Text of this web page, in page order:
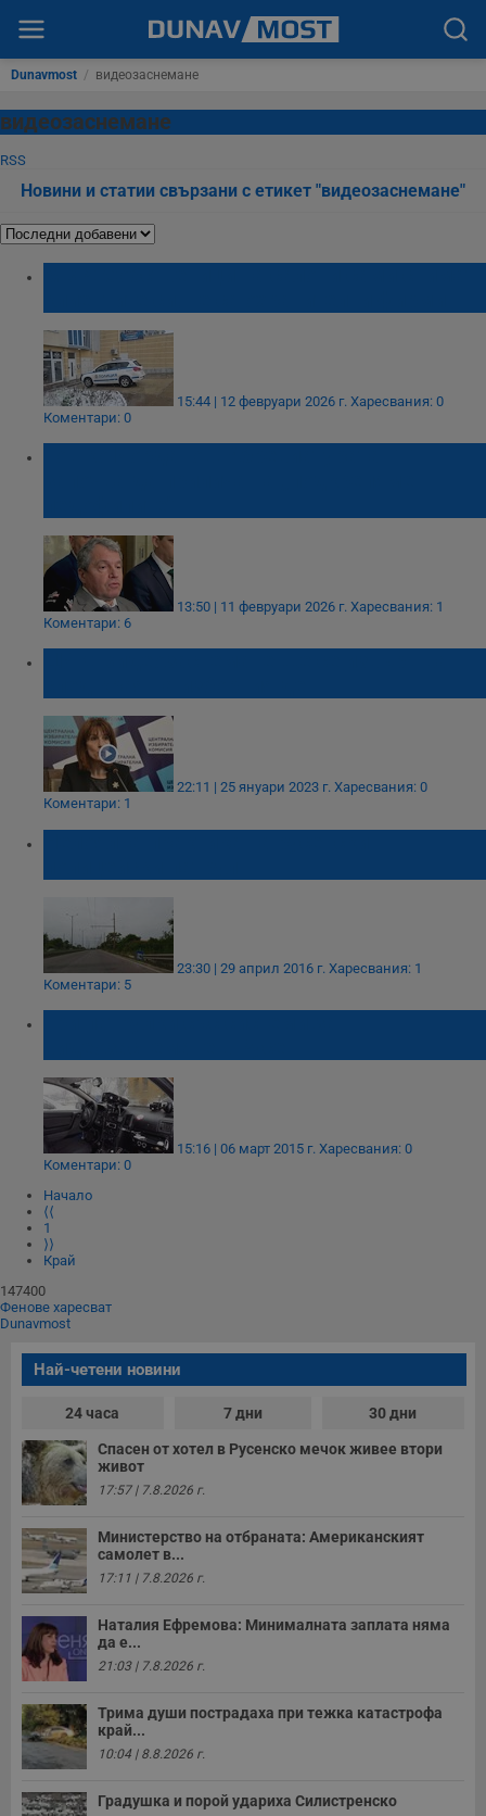
Dunavmost / видеозаснемане
видеозаснемане
RSS
Новини и статии свързани с етикет "видеозаснемане"
15:44 | 12 февруари 2026 г. Харесвания: 0
Коментари: 0
13:50 | 11 февруари 2026 г. Харесвания: 1
Коментари: 6
22:11 | 25 януари 2023 г. Харесвания: 0
Коментари: 1
23:30 | 29 април 2016 г. Харесвания: 1
Коментари: 5
15:16 | 06 март 2015 г. Харесвания: 0
Коментари: 0
Начало
⟨⟨
1
⟩⟩
Край
147400
Фенове харесват
Dunavmost
Най-четени новини
24 часа 7 дни 30 дни
Спасен от хотел в Русенско мечок живее втори
живот
17:57 | 7.8.2026 г.
Министерство на отбраната: Американският
самолет в...
17:11 | 7.8.2026 г.
Наталия Ефремова: Минималната заплата няма
да е...
21:03 | 7.8.2026 г.
Трима души пострадаха при тежка катастрофа
край...
10:04 | 8.8.2026 г.
Градушка и порой удариха Силистренско